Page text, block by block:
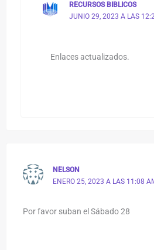
RECURSOS BIBLICOS
JUNIO 29, 2023 A LAS
Enlaces actualizados.
NELSON
ENERO 25, 2023 A LAS 11:08
Por favor suban el Sábado 28